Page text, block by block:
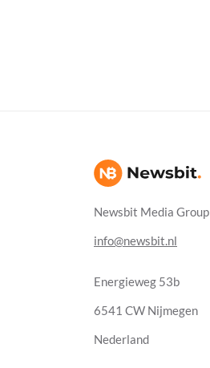
Newsbit Media Group
info@newsbit.nl
Energieweg 53b
6541 CW Nijmegen
Nederland